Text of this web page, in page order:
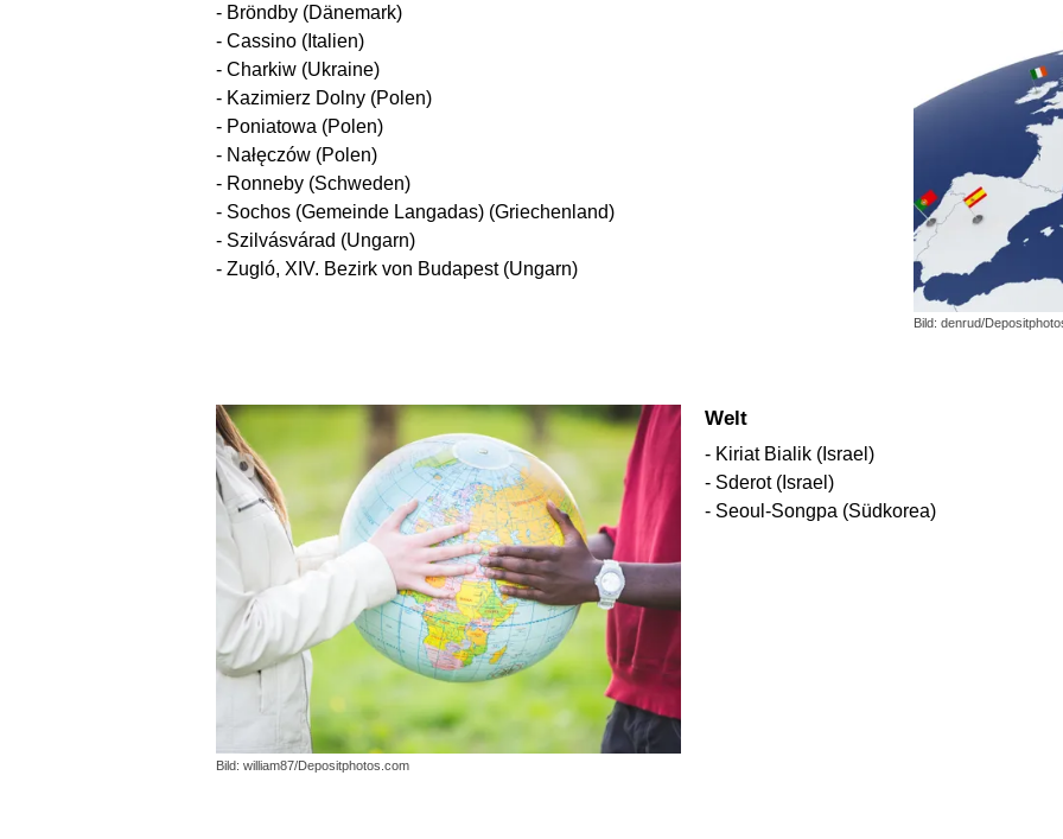
Bild: denrud/
- Bröndby (Dänemark)
- Cassino (Italien)
- Charkiw (Ukraine)
- Kazimierz Dolny (Polen)
- Poniatowa (Polen)
- Nałęczów (Polen)
- Ronneby (Schweden)
- Sochos (Gemeinde Langadas) (Griechenland)
- Szilvásvárad (Ungarn)
- Zugló, XIV. Bezirk von Budapest (Ungarn)
Bild: william87/Depositphotos.com
Welt
- Kiriat Bialik (Israel)
- Sderot (Israel)
- Seoul-Songpa (Südkorea)